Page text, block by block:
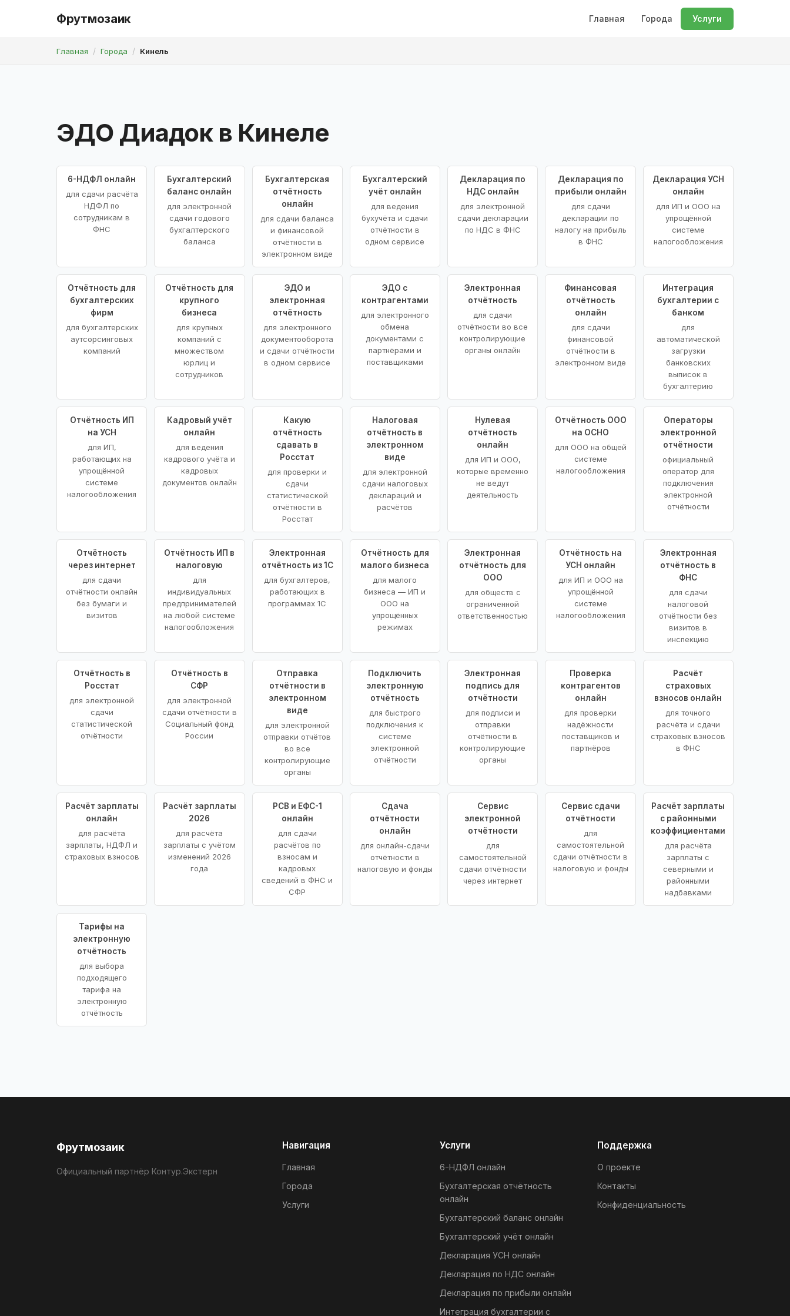
Фрутмозаик Главная Города Услуги
Главная Города Кинель
ЭДО Диадок в Кинеле
6-НДФЛ онлайн
для сдачи расчёта
НДФЛ по
сотрудникам в
ФНС
Бухгалтерский
баланс онлайн
для электронной
сдачи годового
бухгалтерского
баланса
Бухгалтерская
отчётность
онлайн
для сдачи баланса
и финансовой
отчётности в
электронном виде
Бухгалтерский
учёт онлайн
для ведения
бухучёта и сдачи
отчётности в
одном сервисе
Декларация по
НДС онлайн
для электронной
сдачи декларации
по НДС в ФНС
Декларация по
прибыли онлайн
для сдачи
декларации по
налогу на прибыль
в ФНС
Декларация УСН
онлайн
для ИП и ООО на
упрощённой
системе
налогообложения
Отчётность для
бухгалтерских
фирм
для бухгалтерских
аутсорсинговых
компаний
Отчётность для
крупного
бизнеса
для крупных
компаний с
множеством
юрлиц и
сотрудников
ЭДО и
электронная
отчётность
для электронного
документооборота
и сдачи отчётности
в одном сервисе
ЭДО с
контрагентами
для электронного
обмена
документами с
партнёрами и
поставщиками
Электронная
отчётность
для сдачи
отчётности во все
контролирующие
органы онлайн
Финансовая
отчётность
онлайн
для сдачи
финансовой
отчётности в
электронном виде
Интеграция
бухгалтерии с
банком
для
автоматической
загрузки
банковских
выписок в
бухгалтерию
Отчётность ИП
на УСН
для ИП,
работающих на
упрощённой
системе
налогообложения
Кадровый учёт
онлайн
для ведения
кадрового учёта и
кадровых
документов онлайн
Какую
отчётность
сдавать в
Росстат
для проверки и
сдачи
статистической
отчётности в
Росстат
Налоговая
отчётность в
электронном
виде
для электронной
сдачи налоговых
деклараций и
расчётов
Нулевая
отчётность
онлайн
для ИП и ООО,
которые временно
не ведут
деятельность
Отчётность ООО
на ОСНО
для ООО на общей
системе
налогообложения
Операторы
электронной
отчётности
официальный
оператор для
подключения
электронной
отчётности
Отчётность
через интернет
для сдачи
отчётности онлайн
без бумаги и
визитов
Отчётность ИП в
налоговую
для
индивидуальных
предпринимателей
на любой системе
налогообложения
Электронная
отчётность из 1С
для бухгалтеров,
работающих в
программах 1С
Отчётность для
малого бизнеса
для малого
бизнеса — ИП и
ООО на
упрощённых
режимах
Электронная
отчётность для
ООО
для обществ с
ограниченной
ответственностью
Отчётность на
УСН онлайн
для ИП и ООО на
упрощённой
системе
налогообложения
Электронная
отчётность в
ФНС
для сдачи
налоговой
отчётности без
визитов в
инспекцию
Отчётность в
Росстат
для электронной
сдачи
статистической
отчётности
Отчётность в
СФР
для электронной
сдачи отчётности в
Социальный фонд
России
Отправка
отчётности в
электронном
виде
для электронной
отправки отчётов
во все
контролирующие
органы
Подключить
электронную
отчётность
для быстрого
подключения к
системе
электронной
отчётности
Электронная
подпись для
отчётности
для подписи и
отправки
отчётности в
контролирующие
органы
Проверка
контрагентов
онлайн
для проверки
надёжности
поставщиков и
партнёров
Расчёт
страховых
взносов онлайн
для точного
расчёта и сдачи
страховых взносов
в ФНС
Расчёт зарплаты
онлайн
для расчёта
зарплаты, НДФЛ и
страховых взносов
Расчёт зарплаты
2026
для расчёта
зарплаты с учётом
изменений 2026
года
РСВ и ЕФС-1
онлайн
для сдачи
расчётов по
взносам и
кадровых
сведений в ФНС и
СФР
Сдача
отчётности
онлайн
для онлайн-сдачи
отчётности в
налоговую и фонды
Сервис
электронной
отчётности
для
самостоятельной
сдачи отчётности
через интернет
Сервис сдачи
отчётности
для
самостоятельной
сдачи отчётности в
налоговую и фонды
Расчёт зарплаты
с районными
коэффициентами
для расчёта
зарплаты с
северными и
районными
надбавками
Тарифы на
электронную
отчётность
для выбора
подходящего
тарифа на
электронную
отчётность
Фрутмозаик
Официальный партнёр Контур.Экстерн
Навигация
Главная
Города
Услуги
Услуги
6-НДФЛ онлайн
Бухгалтерская отчётность
онлайн
Бухгалтерский баланс онлайн
Бухгалтерский учёт онлайн
Декларация УСН онлайн
Декларация по НДС онлайн
Декларация по прибыли онлайн
Интеграция бухгалтерии с
Поддержка
О проекте
Контакты
Конфиденциальность